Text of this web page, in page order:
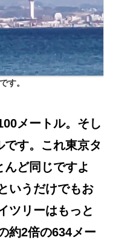
す。
メートル。そし
す。これ東京タ
んど同じですよ
いうだけでもお
ツリーはもっと
約2倍の634メー